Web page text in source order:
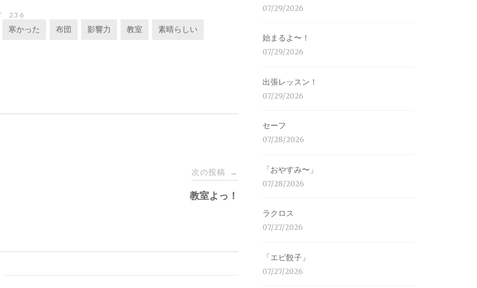
236
寒かった 布団 影響力 教室 素晴らしい
次の投稿 →
教室よっ！
07/29/2026
始まるよ〜！
07/29/2026
出張レッスン！
07/29/2026
セーフ
07/28/2026
「おやすみ〜」
07/28/2026
ラクロス
07/27/2026
「エビ餃子」
07/27/2026